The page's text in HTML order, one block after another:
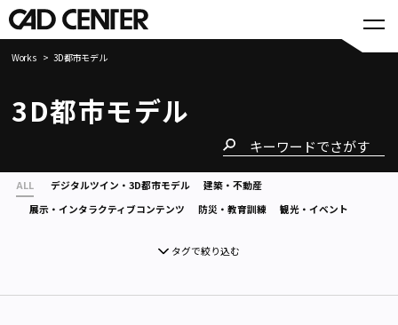
Works 3D都市モデル
3D都市モデル
ALL デジタルツイン・3D都市モデル
建築・不動産
展示・インタラクティブコンテンツ
防災・教育訓練 観光・イベント
タグで絞り込む